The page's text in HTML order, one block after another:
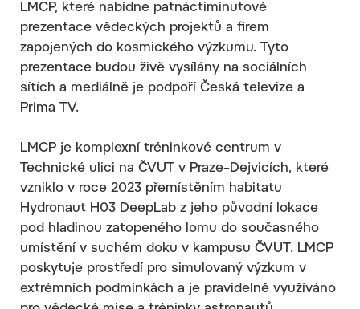
LMCP, které nabídne patnáctiminutové
prezentace vědeckých projektů a firem
zapojených do kosmického výzkumu. Tyto
prezentace budou živě vysílány na sociálních
sítích a mediálně je podpoří Česká televize a
Prima TV.
LMCP je komplexní tréninkové centrum v
Technické ulici na ČVUT v Praze–Dejvicích, které
vzniklo v roce 2023 přemístěním habitatu
Hydronaut H03 DeepLab z jeho původní lokace
pod hladinou zatopeného lomu do současného
umístění v suchém doku v kampusu ČVUT. LMCP
poskytuje prostředí pro simulovaný výzkum v
extrémních podmínkách a je pravidelně využíváno